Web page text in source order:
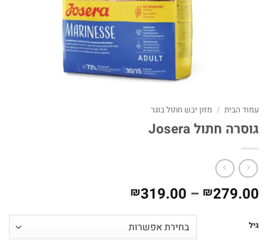
עמוד הבית / מזון יבש חתול בוגר
גוסרה חתול Josera
₪279.00
–
₪319.00
עד
גיל